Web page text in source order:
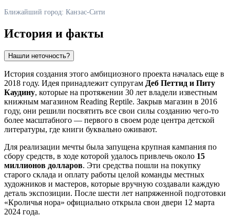
Ближайший город: Канзас-Сити
История и факты
Нашли неточность?
История создания этого амбициозного проекта началась еще в
2018 году. Идея принадлежит супругам Деб Петтид и Питу
Каудину, которые на протяжении 30 лет владели известным
книжным магазином Reading Reptile. Закрыв магазин в 2016
году, они решили посвятить все свои силы созданию чего-то
более масштабного — первого в своем роде центра детской
литературы, где книги буквально оживают.
Для реализации мечты была запущена крупная кампания по
сбору средств, в ходе которой удалось привлечь около 15
миллионов долларов. Эти средства пошли на покупку
старого склада и оплату работы целой команды местных
художников и мастеров, которые вручную создавали каждую
деталь экспозиции. После шести лет напряженной подготовки
«Кроличья нора» официально открыла свои двери 12 марта
2024 года.